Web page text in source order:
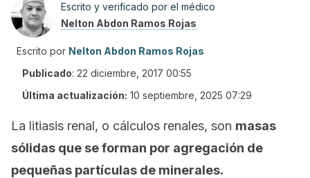
Escrito y verificado por el médico
Nelton Abdon Ramos Rojas
Escrito por Nelton Abdon Ramos Rojas
Publicado: 22 diciembre, 2017 00:55
Última actualización: 10 septiembre, 2025 07:29
La litiasis renal, o cálculos renales, son masas
sólidas que se forman por agregación de
pequeñas partículas de minerales.